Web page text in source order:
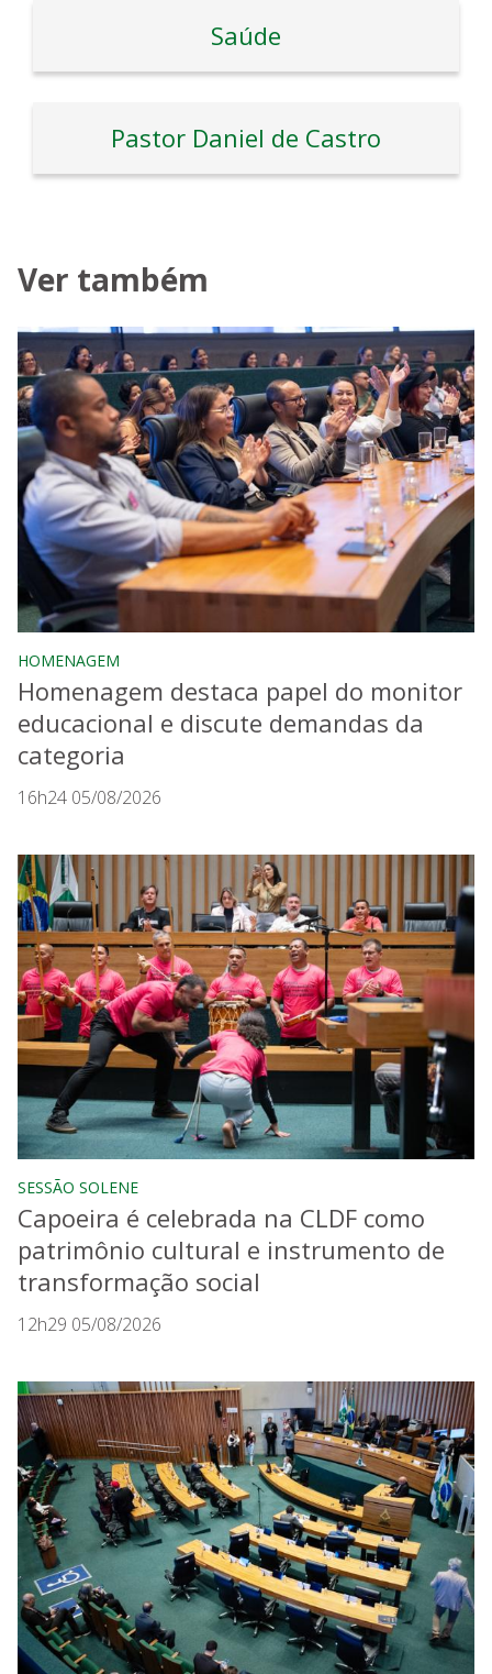
Saúde
Pastor Daniel de Castro
Ver também
HOMENAGEM
Homenagem destaca papel do monitor
educacional e discute demandas da
categoria
16h24 05/08/2026
SESSÃO SOLENE
Capoeira é celebrada na CLDF como
patrimônio cultural e instrumento de
transformação social
12h29 05/08/2026